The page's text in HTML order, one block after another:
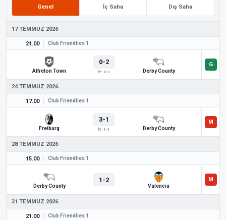
Genel İç Saha Dış Saha
17 TEMMUZ 2026
21.00 Club Friendlies 1
Alfreton Town
0-2
İY: 0-2 Derby County
24 TEMMUZ 2026
17.00 Club Friendlies 1
Freiburg
3-1
İY: 1-1 Derby County
28 TEMMUZ 2026
15.00 Club Friendlies 1
Derby County
1-2
Valencia
31 TEMMUZ 2026
21.00 Club Friendlies 1